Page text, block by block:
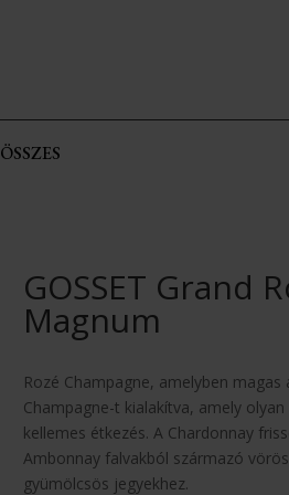
ÖSSZES
GOSSET Grand
Magnum
Rozé Champagne, amelyben
Champagne-t kialakítva, amely
kellemes étkezés. A Chardonnay
Ambonnay falvakból származó
gyümölcsös jegyekhez.